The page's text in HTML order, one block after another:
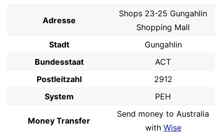
Adresse
Shops 23-25 Gungahlin
Shopping Mall
Stadt
Gungahlin
Bundesstaat
ACT
Postleitzahl
2912
System
PEH
Money Transfer
Send money to Australia
with Wise